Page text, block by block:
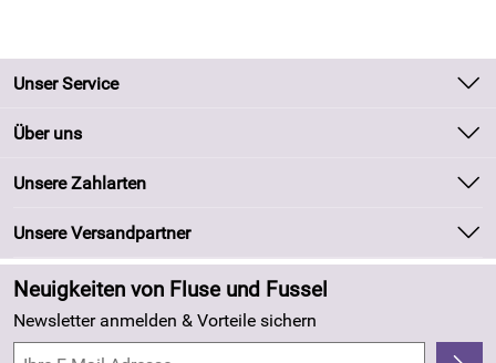
Unser Service
Kontakt
Kundeninformationen
Newsletter
Zahlung und Versand
Kundenlogin
Über uns
Unsere Bestseller
Neu
Angebote
Made in Germany
Unsere Zahlarten
Unsere Versandpartner
Neuigkeiten von Fluse und Fussel
Newsletter anmelden & Vorteile sichern